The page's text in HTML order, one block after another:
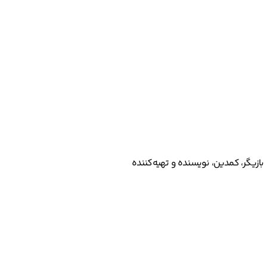
بازیگر، کمدین، نویسنده و تهیه‌کننده